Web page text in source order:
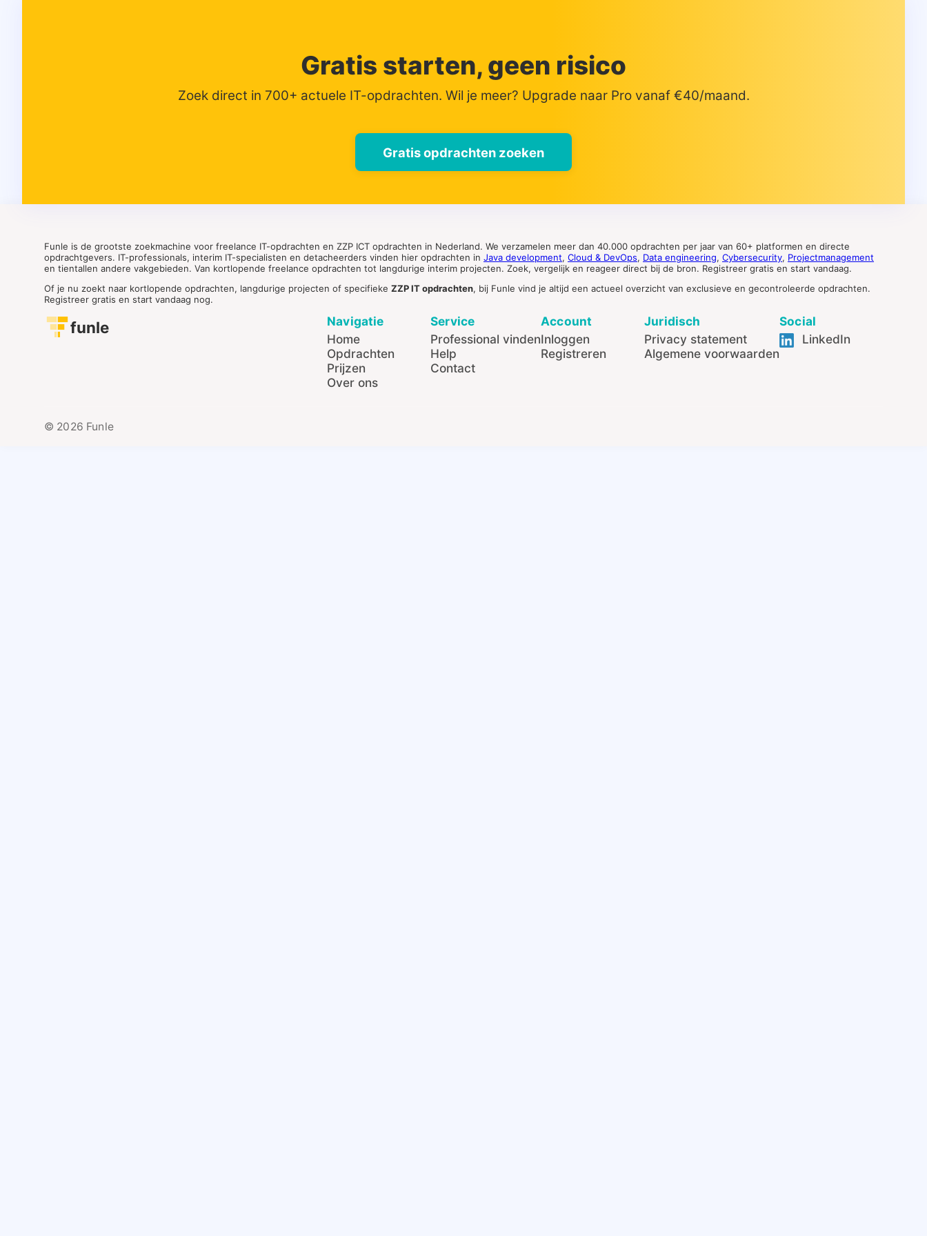
Gratis starten, geen risico
Zoek direct in 700+ actuele IT-opdrachten. Wil je meer? Upgrade naar Pro vanaf €40/maand.
Gratis opdrachten zoeken
Funle is de grootste zoekmachine voor freelance IT-opdrachten en ZZP ICT opdrachten in Nederland. We verzamelen meer dan 40.000 opdrachten per jaar van 60+ platformen en directe
opdrachtgevers. IT-professionals, interim IT-specialisten en detacheerders vinden hier opdrachten in Java development, Cloud & DevOps, Data engineering, Cybersecurity, Projectmanagement
en tientallen andere vakgebieden. Van kortlopende freelance opdrachten tot langdurige interim projecten. Zoek, vergelijk en reageer direct bij de bron. Registreer gratis en start vandaag.
Of je nu zoekt naar kortlopende opdrachten, langdurige projecten of specifieke ZZP IT opdrachten, bij Funle vind je altijd een actueel overzicht van exclusieve en gecontroleerde opdrachten.
Registreer gratis en start vandaag nog.
funle
Navigatie
Home
Opdrachten
Prijzen
Over ons
Service
Professional vinden
Help
Contact
Account
Inloggen
Registreren
Juridisch
Privacy statement
Algemene voorwaarden
Social
LinkedIn
© 2026 Funle